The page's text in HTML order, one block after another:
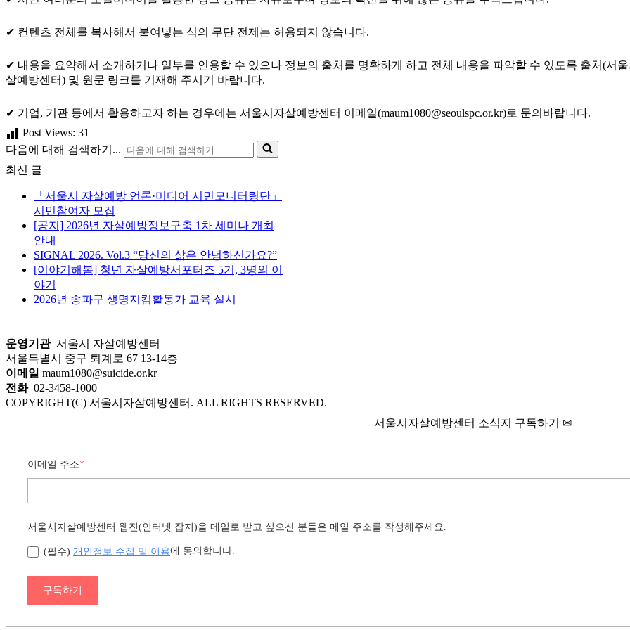
✔ 컨텐츠 전체를 복사해서 붙여넣는 식의 무단 전제는 허용되지 않습니다.
✔ 내용을 요약해서 소개하거나 일부를 인용할 수 있으나 정보의 출처를 명확하게 하고 전체 내용을 파악할 수 있도록 출처(서
살예방센터) 및 원문 링크를 기재해 주시기 바랍니다.
✔ 기업, 기관 등에서 활용하고자 하는 경우에는 서울시자살예방센터 이메일(maum1080@seoulspc.or.kr)로 문의바랍니다.
Post Views: 31
다음에 대해 검색하기...
최신 글
「서울시 자살예방 언론·미디어 시민모니터링단」
시민참여자 모집
[공지] 2026년 자살예방정보구축 1차 세미나 개최
안내
SIGNAL 2026. Vol.3 “당신의 삶은 안녕하신가요?”
[이야기해봄] 청년 자살예방서포터즈 5기, 3명의 이
야기
2026년 송파구 생명지킴활동가 교육 실시
운영기관서울시 자살예방센터
서울특별시 중구 퇴계로 67 13-14층
이메일 maum1080@suicide.or.kr
전화 02-3458-1000
COPYRIGHT(C) 서울시자살예방센터. ALL RIGHTS RESERVED.
서울시자살예방센터 소식지 구독하기 ✉
이메일 주소*
서울시자살예방센터 웹진(인터넷 잡지)을 메일로 받고 싶으신 분들은 메일 주소를 작성해주세요.
(필수) 개인정보 수집 및 이용에 동의합니다.
구독하기